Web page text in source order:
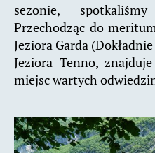
sezonie,
Przechodząc do
Jeziora Garda
Jeziora Tenno,
miejsc wartych